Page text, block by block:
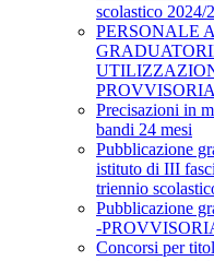
scolastico 2024/
PERSONALE
Precisazioni in
bandi 24 mesi
Pubblicazione
istituto di III
triennio
Pubblicazione
-
Concorsi per